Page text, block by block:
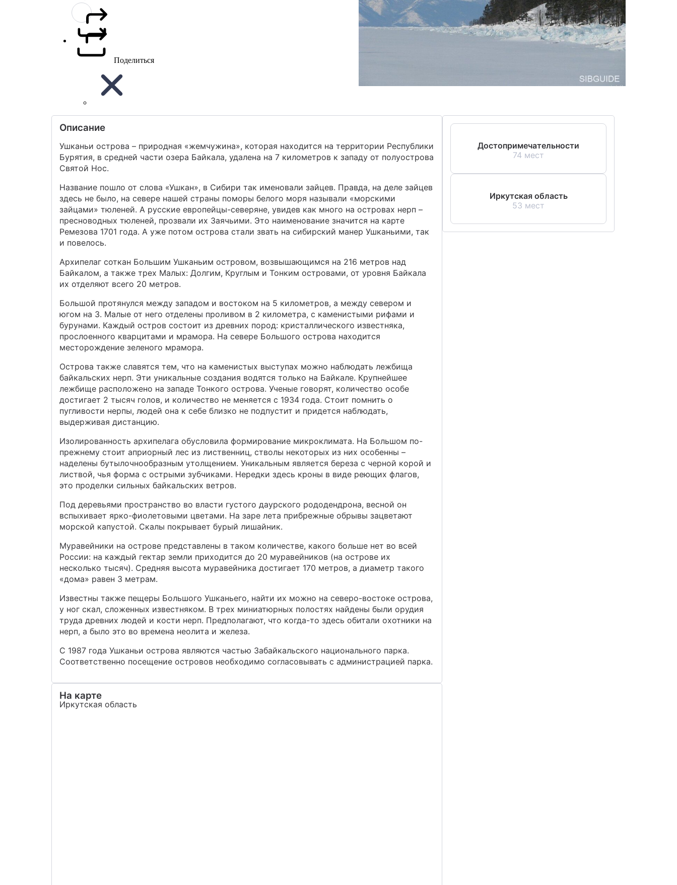
Поделиться
Описание
Ушканьи острова – природная «жемчужина», которая находится на территории Республики
Бурятия, в средней части озера Байкала, удалена на 7 километров к западу от полуострова
Святой Нос.
Название пошло от слова «Ушкан», в Сибири так именовали зайцев. Правда, на деле зайцев
здесь не было, на севере нашей страны поморы белого моря называли «морскими
зайцами» тюленей. А русские европейцы-северяне, увидев как много на островах нерп –
пресноводных тюленей, прозвали их Заячьими. Это наименование значится на карте
Ремезова 1701 года. А уже потом острова стали звать на сибирский манер Ушканьими, так
и повелось.
Архипелаг соткан Большим Ушканьим островом, возвышающимся на 216 метров над
Байкалом, а также трех Малых: Долгим, Круглым и Тонким островами, от уровня Байкала
их отделяют всего 20 метров.
Большой протянулся между западом и востоком на 5 километров, а между севером и
югом на 3. Малые от него отделены проливом в 2 километра, с каменистыми рифами и
бурунами. Каждый остров состоит из древних пород: кристаллического известняка,
прослоенного кварцитами и мрамора. На севере Большого острова находится
месторождение зеленого мрамора.
Острова также славятся тем, что на каменистых выступах можно наблюдать лежбища
байкальских нерп. Эти уникальные создания водятся только на Байкале. Крупнейшее
лежбище расположено на западе Тонкого острова. Ученые говорят, количество особе
достигает 2 тысяч голов, и количество не меняется с 1934 года. Стоит помнить о
пугливости нерпы, людей она к себе близко не подпустит и придется наблюдать,
выдерживая дистанцию.
Изолированность архипелага обусловила формирование микроклимата. На Большом по-
прежнему стоит априорный лес из лиственниц, стволы некоторых из них особенны –
наделены бутылочнообразным утолщением. Уникальным является береза с черной корой и
листвой, чья форма с острыми зубчиками. Нередки здесь кроны в виде реющих флагов,
это проделки сильных байкальских ветров.
Под деревьями пространство во власти густого даурского рододендрона, весной он
вспыхивает ярко-фиолетовыми цветами. На заре лета прибрежные обрывы зацветают
морской капустой. Скалы покрывает бурый лишайник.
Муравейники на острове представлены в таком количестве, какого больше нет во всей
России: на каждый гектар земли приходится до 20 муравейников (на острове их
несколько тысяч). Средняя высота муравейника достигает 170 метров, а диаметр такого
«дома» равен 3 метрам.
Известны также пещеры Большого Ушканьего, найти их можно на северо-востоке острова,
у ног скал, сложенных известняком. В трех миниатюрных полостях найдены были орудия
труда древних людей и кости нерп. Предполагают, что когда-то здесь обитали охотники на
нерп, а было это во времена неолита и железа.
С 1987 года Ушканьи острова являются частью Забайкальского национального парка.
Соответственно посещение островов необходимо согласовывать с администрацией парка.
На карте
Иркутская область
Достопримечательности
74 мест
Иркутская область
53 мест